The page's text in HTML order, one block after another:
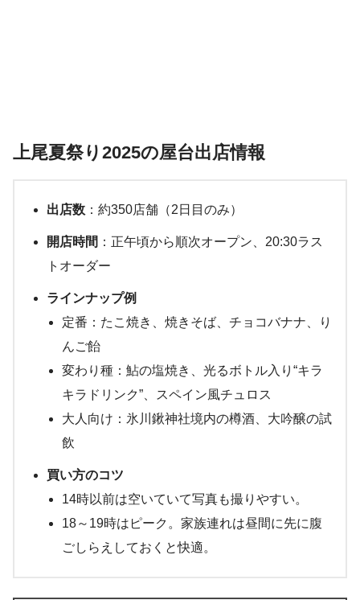
上尾夏祭り2025の屋台出店情報
出店数 ：約350店舗（2日目のみ）
開店時間 ：正午頃から順次オープン、20:30ラス
トオーダー
ラインナップ例
定番：たこ焼き、焼きそば、チョコバナナ、り
んご飴
変わり種：鮎の塩焼き、光るボトル入り“キラ
キラドリンク”、スペイン風チュロス
大人向け：氷川鍬神社境内の樽酒、大吟醸の試
飲
買い方のコツ
14時以前は空いていて写真も撮りやすい。
18～19時はピーク。家族連れは昼間に先に腹
ごしらえしておくと快適。